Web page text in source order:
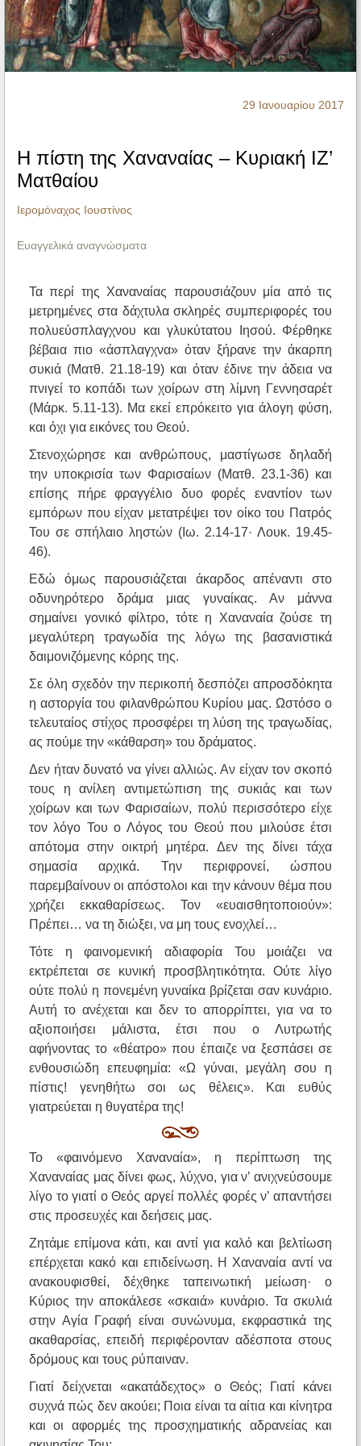
Ηχητικά
29 Ιανουαρίου 2017
Η πίστη της Χαναναίας – Κυριακή ΙΖ’
Ματθαίου
Ιερομόναχος Ιουστίνος
Ευαγγελικά αναγνώσματα
Τα περί της Χαναναίας παρουσιάζουν μία από τις
μετρημένες στα δάχτυλα σκληρές συμπεριφορές του
πολυεύσπλαγχνου και γλυκύτατου Ιησού. Φέρθηκε
βέβαια πιο «άσπλαγχνα» όταν ξήρανε την άκαρπη
συκιά (Ματθ. 21.18-19) και όταν έδινε την άδεια να
πνιγεί το κοπάδι των χοίρων στη λίμνη Γεννησαρέτ
(Μάρκ. 5.11-13). Μα εκεί επρόκειτο για άλογη φύση,
και όχι για εικόνες του Θεού.
Στενοχώρησε και ανθρώπους, μαστίγωσε δηλαδή
την υποκρισία των Φαρισαίων (Ματθ. 23.1-36) και
επίσης πήρε φραγγέλιο δυο φορές εναντίον των
εμπόρων που είχαν μετατρέψει τον οίκο του Πατρός
Του σε σπήλαιο ληστών (Ιω. 2.14-17· Λουκ. 19.45-
46).
Εδώ όμως παρουσιάζεται άκαρδος απέναντι στο
οδυνηρότερο δράμα μιας γυναίκας. Αν μάννα
σημαίνει γονικό φίλτρο, τότε η Χαναναία ζούσε τη
μεγαλύτερη τραγωδία της λόγω της βασανιστικά
δαιμονιζόμενης κόρης της.
Σε όλη σχεδόν την περικοπή δεσπόζει απροσδόκητα
η αστοργία του φιλανθρώπου Κυρίου μας. Ωστόσο ο
τελευταίος στίχος προσφέρει τη λύση της τραγωδίας,
ας πούμε την «κάθαρση» του δράματος.
Δεν ήταν δυνατό να γίνει αλλιώς. Αν είχαν τον σκοπό
τους η ανίλεη αντιμετώπιση της συκιάς και των
χοίρων και των Φαρισαίων, πολύ περισσότερο είχε
τον λόγο Του ο Λόγος του Θεού που μιλούσε έτσι
απότομα στην οικτρή μητέρα. Δεν της δίνει τάχα
σημασία αρχικά. Την περιφρονεί, ώσπου
παρεμβαίνουν οι απόστολοι και την κάνουν θέμα που
χρήζει εκκαθαρίσεως. Τον «ευαισθητοποιούν»:
Πρέπει… να τη διώξει, να μη τους ενοχλεί…
Τότε η φαινομενική αδιαφορία Του μοιάζει να
εκτρέπεται σε κυνική προσβλητικότητα. Ούτε λίγο
ούτε πολύ η πονεμένη γυναίκα βρίζεται σαν κυνάριο.
Αυτή το ανέχεται και δεν το απορρίπτει, για να το
αξιοποιήσει μάλιστα, έτσι που ο Λυτρωτής
αφήνοντας το «θέατρο» που έπαιζε να ξεσπάσει σε
ενθουσιώδη επευφημία: «Ω γύναι, μεγάλη σου η
πίστις! γενηθήτω σοι ως θέλεις». Και ευθύς
γιατρεύεται η θυγατέρα της!
Το «φαινόμενο Χαναναία», η περίπτωση της
Χαναναίας μας δίνει φως, λύχνο, για ν’ ανιχνεύσουμε
λίγο το γιατί ο Θεός αργεί πολλές φορές ν’ απαντήσει
στις προσευχές και δεήσεις μας.
Ζητάμε επίμονα κάτι, και αντί για καλό και βελτίωση
επέρχεται κακό και επιδείνωση. Η Χαναναία αντί να
ανακουφισθεί, δέχθηκε ταπεινωτική μείωση· ο
Κύριος την αποκάλεσε «σκαιά» κυνάριο. Τα σκυλιά
στην Αγία Γραφή είναι συνώνυμα, εκφραστικά της
ακαθαρσίας, επειδή περιφέρονταν αδέσποτα στους
δρόμους και τους ρύπαιναν.
Γιατί δείχνεται «ακατάδεχτος» ο Θεός; Γιατί κάνει
συχνά πώς δεν ακούει; Ποια είναι τα αίτια και κίνητρα
και οι αφορμές της προσχηματικής αδρανείας και